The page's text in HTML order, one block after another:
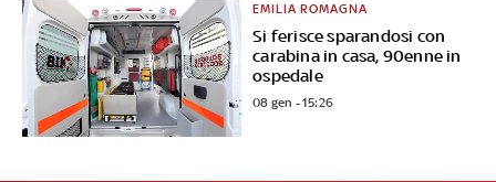
Si ferisce sparandosi con
carabina in casa, 90enne in
ospedale
EMILIA ROMAGNA
08 gen - 15:26